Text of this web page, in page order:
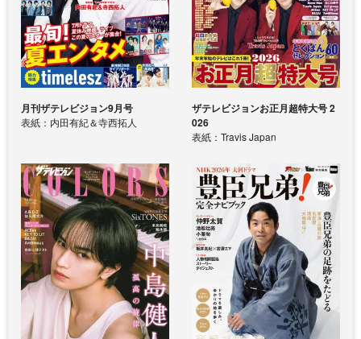
月刊ザテレビジョン9月号
表紙：内田有紀＆寺西拓人
ザテレビジョンお正月超特大号 2
026
表紙：Travis Japan